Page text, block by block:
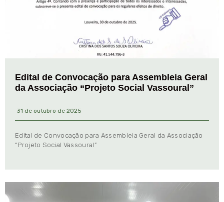
Edital de Convocação para Assembleia Geral
da Associação “Projeto Social Vassoural”
31 de outubro de 2025
Edital de Convocação para Assembleia Geral da Associação
“Projeto Social Vassoural”